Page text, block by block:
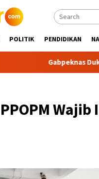
POLITIK PENDIDIKAN
Gabpeknas Dukung
Wajib